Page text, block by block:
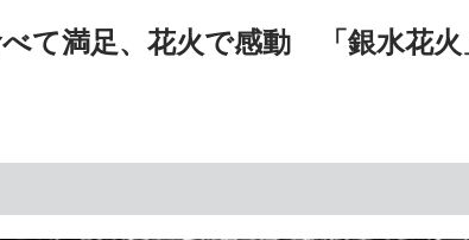
て満足、花火で感動 「銀水花火